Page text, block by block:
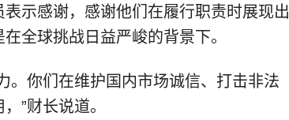
示感谢，感谢他们在履行职责时展现出
全球挑战日益严峻的背景下。
。你们在维护国内市场诚信、打击非法
”财长说道。